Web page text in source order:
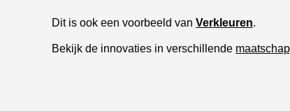
Dit is ook een voorbeeld van Verkleuren.
Bekijk de innovaties in verschillende